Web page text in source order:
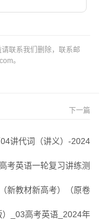
联系我们删除，联系邮
。
下一篇
讲代词（讲义）-2024
考英语一轮复习讲练测
（新教材新高考）（原卷
）_03高考英语_2024年